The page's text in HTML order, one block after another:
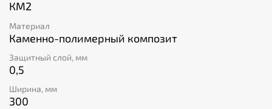
КМ2
Материал
Каменно-полимерный композит
Защитный слой, мм
0,5
Ширина, мм
300